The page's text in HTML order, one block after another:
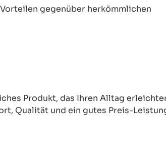
gegenüber herkömmlichen
Produkt, das Ihren Alltag
Qualität und ein gutes Preis-